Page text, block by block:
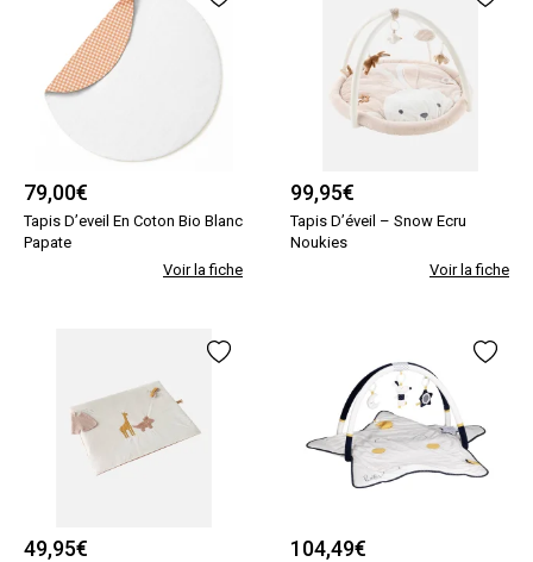
79,00€
Tapis D’eveil En Coton Bio Blanc
Papate
Voir la fiche
99,95€
Tapis D’éveil – Snow Ecru
Noukies
Voir la fiche
49,95€ 104,49€